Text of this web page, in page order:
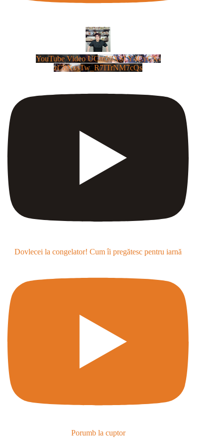
YouTube Video UCm5llXSLY4CyCX-
zC8XosTw_R7ITrNM7cQs
Dovlecei la congelator! Cum îi pregătesc pentru iarnă
Porumb la cuptor